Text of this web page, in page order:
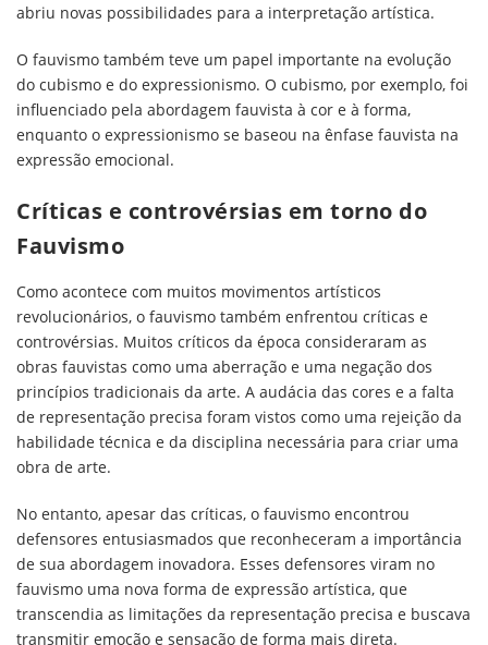
abriu novas possibilidades para a interpretação artística.
O fauvismo também teve um papel importante na evolução
do cubismo e do expressionismo. O cubismo, por exemplo, foi
influenciado pela abordagem fauvista à cor e à forma,
enquanto o expressionismo se baseou na ênfase fauvista na
expressão emocional.
Críticas e controvérsias em torno do
Fauvismo
Como acontece com muitos movimentos artísticos
revolucionários, o fauvismo também enfrentou críticas e
controvérsias. Muitos críticos da época consideraram as
obras fauvistas como uma aberração e uma negação dos
princípios tradicionais da arte. A audácia das cores e a falta
de representação precisa foram vistos como uma rejeição da
habilidade técnica e da disciplina necessária para criar uma
obra de arte.
No entanto, apesar das críticas, o fauvismo encontrou
defensores entusiasmados que reconheceram a importância
de sua abordagem inovadora. Esses defensores viram no
fauvismo uma nova forma de expressão artística, que
transcendia as limitações da representação precisa e buscava
transmitir emoção e sensação de forma mais direta.